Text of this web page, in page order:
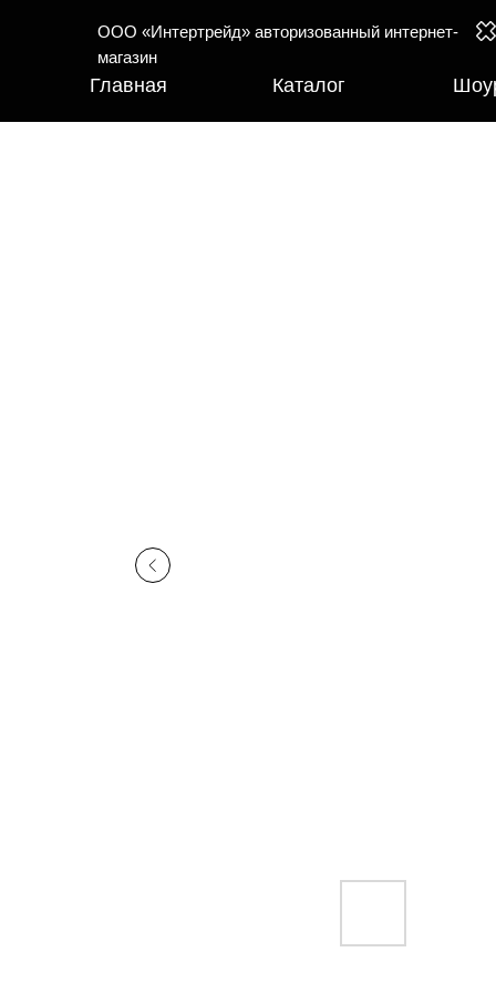
ООО «Интертрейд» авторизованный интернет-
магазин
Главная Каталог